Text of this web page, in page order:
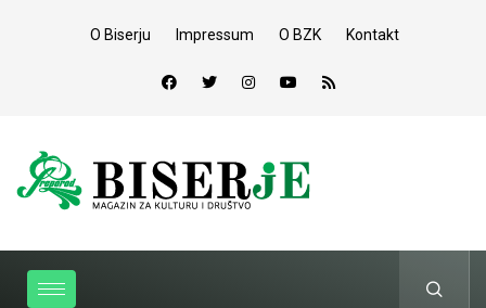
O Biserju Impressum O BZK Kontakt